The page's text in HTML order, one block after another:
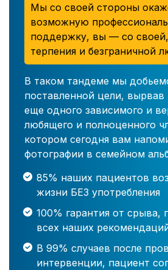
Мы со своей стороны
возможную
поддержку, вы — со своей,
терпения и безграничной
В таком тандеме мы
поставленной цели, вырвав
еще одного зависимого и
любящего и полноценного
котором сегодня вам
фотографии в семейном
85% наших пациентов
жизни БЕЗ употребления
100% гарантия от срыва,
всех наших
В 99% случаев после
интервенции, пациент